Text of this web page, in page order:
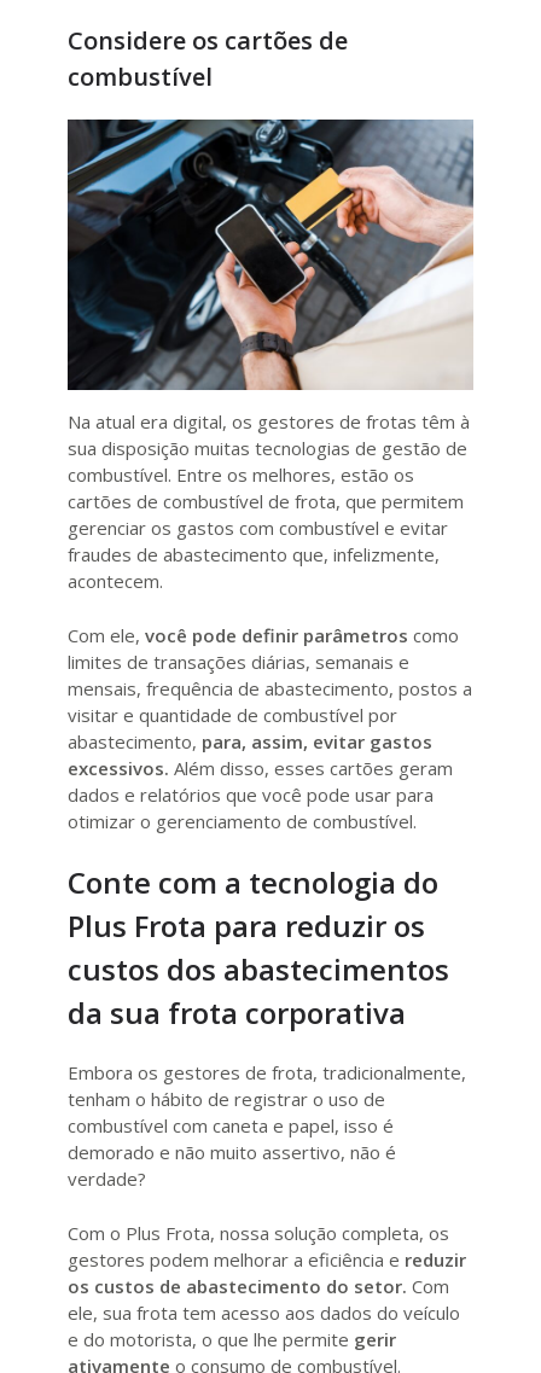
Considere os cartões de
combustível
Na atual era digital, os gestores de frotas têm à
sua disposição muitas tecnologias de gestão de
combustível. Entre os melhores, estão os
cartões de combustível de frota, que permitem
gerenciar os gastos com combustível e evitar
fraudes de abastecimento que, infelizmente,
acontecem.
Com ele, você pode definir parâmetros como
limites de transações diárias, semanais e
mensais, frequência de abastecimento, postos a
visitar e quantidade de combustível por
abastecimento, para, assim, evitar gastos
excessivos. Além disso, esses cartões geram
dados e relatórios que você pode usar para
otimizar o gerenciamento de combustível.
Conte com a tecnologia do
Plus Frota para reduzir os
custos dos abastecimentos
da sua frota corporativa
Embora os gestores de frota, tradicionalmente,
tenham o hábito de registrar o uso de
combustível com caneta e papel, isso é
demorado e não muito assertivo, não é
verdade?
Com o Plus Frota, nossa solução completa, os
gestores podem melhorar a eficiência e reduzir
os custos de abastecimento do setor. Com
ele, sua frota tem acesso aos dados do veículo
e do motorista, o que lhe permite gerir
ativamente o consumo de combustível.